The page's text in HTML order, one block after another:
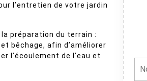
l’entretien de votre jardin
préparation du terrain :
et bêchage, afin d’améliorer
l’écoulement de l’eau et